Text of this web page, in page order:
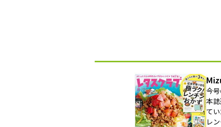
今
本
て
レ